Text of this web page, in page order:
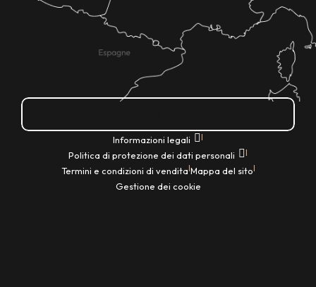
Informazioni legali |
Politica di protezione dei dati personali |
Termini e condizioni di vendita|Mappa del sito|
Gestione dei cookie